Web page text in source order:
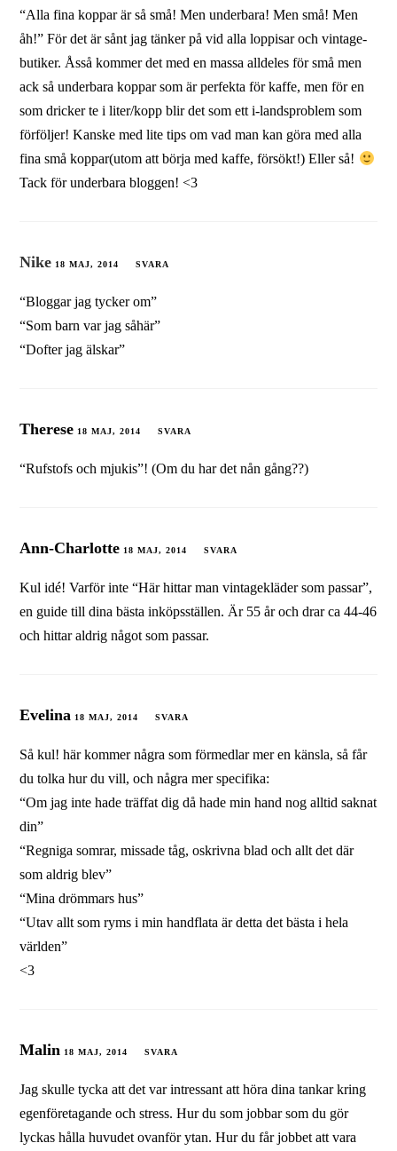
“Alla fina koppar är så små! Men underbara! Men små! Men
åh!” För det är sånt jag tänker på vid alla loppisar och vintage-
butiker. Åsså kommer det med en massa alldeles för små men
ack så underbara koppar som är perfekta för kaffe, men för en
som dricker te i liter/kopp blir det som ett i-landsproblem som
förföljer! Kanske med lite tips om vad man kan göra med alla
fina små koppar(utom att börja med kaffe, försökt!) Eller så!
Tack för underbara bloggen! <3
Nike 18 MAJ, 2014 SVARA
“Bloggar jag tycker om”
“Som barn var jag såhär”
“Dofter jag älskar”
Therese 18 MAJ, 2014 SVARA
“Rufstofs och mjukis”! (Om du har det nån gång??)
Ann-Charlotte 18 MAJ, 2014 SVARA
Kul idé! Varför inte “Här hittar man vintagekläder som passar”,
en guide till dina bästa inköpsställen. Är 55 år och drar ca 44-46
och hittar aldrig något som passar.
Evelina 18 MAJ, 2014 SVARA
Så kul! här kommer några som förmedlar mer en känsla, så får
du tolka hur du vill, och några mer specifika:
“Om jag inte hade träffat dig då hade min hand nog alltid saknat
din”
“Regniga somrar, missade tåg, oskrivna blad och allt det där
som aldrig blev”
“Mina drömmars hus”
“Utav allt som ryms i min handflata är detta det bästa i hela
världen”
<3
Malin 18 MAJ, 2014 SVARA
Jag skulle tycka att det var intressant att höra dina tankar kring
egenföretagande och stress. Hur du som jobbar som du gör
lyckas hålla huvudet ovanför ytan. Hur du får jobbet att vara